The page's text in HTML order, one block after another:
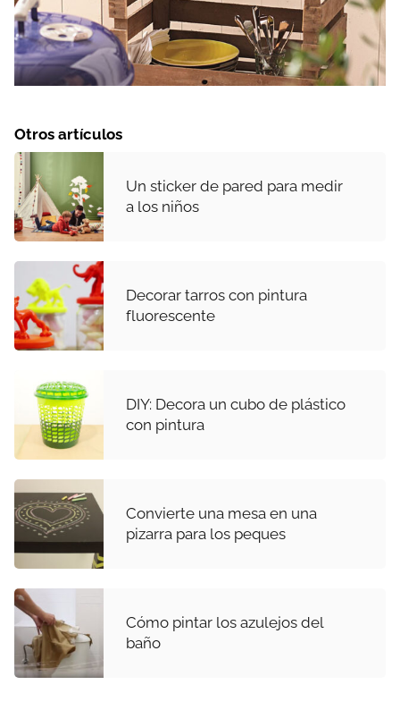
Otros artículos
Un sticker de pared para medir
a los niños
Decorar tarros con pintura
fluorescente
DIY: Decora un cubo de plástico
con pintura
Convierte una mesa en una
pizarra para los peques
Cómo pintar los azulejos del
baño